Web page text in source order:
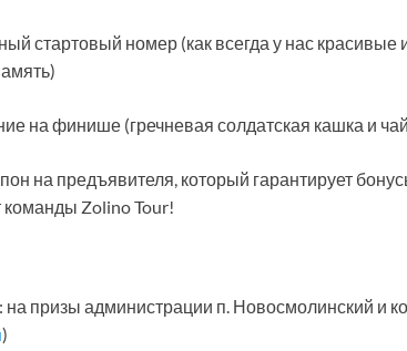
стартовый номер (как всегда у нас красивые
на финише (гречневая солдатская кашка и
на предъявителя, который гарантирует
команды Zolino Tour!
призы администрации п. Новосмолинский и
)